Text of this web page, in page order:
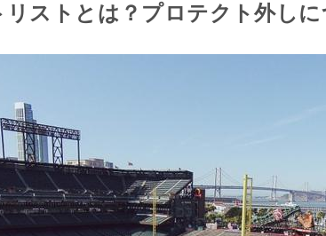
リストとは？プロテクト外しに